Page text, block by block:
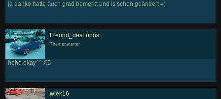
ja danke hatte auch grad bemerkt und is schon geändert =)
Freund_desLupos
Themenstarter
hehe okay^^ XD
wiek16